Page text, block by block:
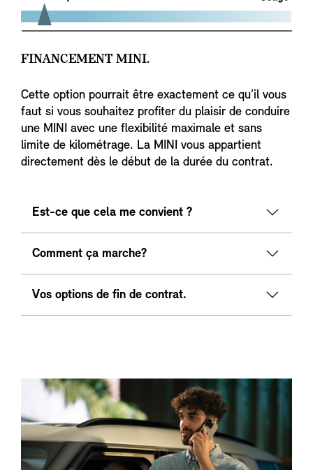
FINANCEMENT MINI.
Cette option pourrait être exactement ce qu’il vous
faut si vous souhaitez profiter du plaisir de conduire
une MINI avec une flexibilité maximale et sans
limite de kilométrage. La MINI vous appartient
directement dès le début de la durée du contrat.
Est-ce que cela me convient ?
Comment ça marche?
Vos options de fin de contrat.